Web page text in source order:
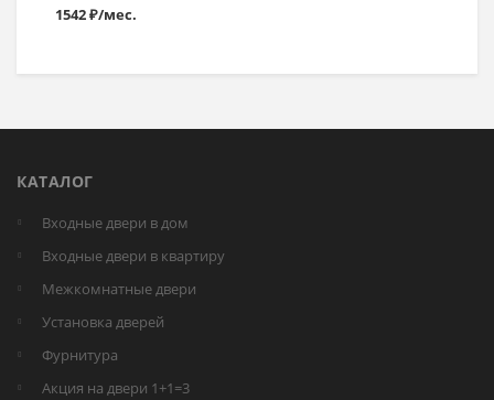
1542 ₽/мес.
КАТАЛОГ
Входные двери в дом
Входные двери в квартиру
Межкомнатные двери
Установка дверей
Фурнитура
Акция на двери 1+1=3